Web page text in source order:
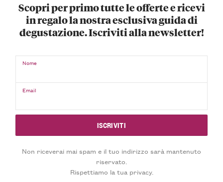
Scopri per primo tutte le offerte e ricevi
in regalo la nostra esclusiva guida di
degustazione. Iscriviti alla newsletter!
Nome
Email
Non riceverai mai spam e il tuo indirizzo sarà mantenuto
riservato.
Rispettiamo la tua privacy.